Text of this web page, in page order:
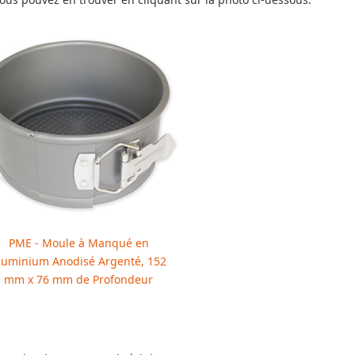
PME - Moule à Manqué en
Anodisé Argenté, 152
mm x 76 mm de Profondeur